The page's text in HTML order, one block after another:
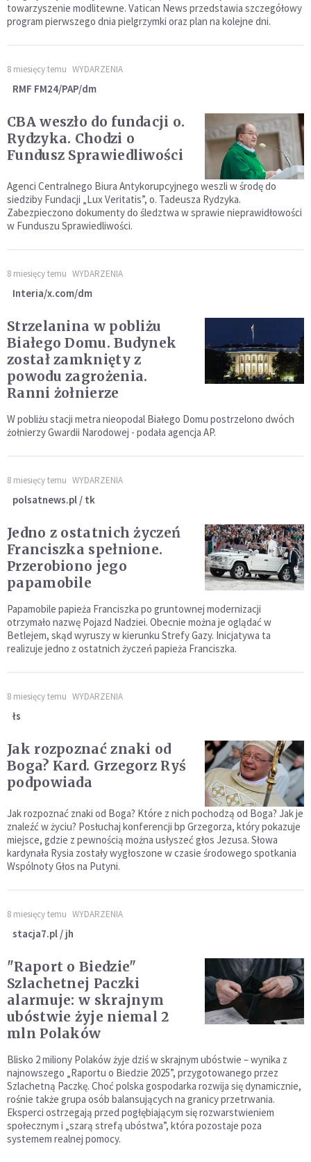
towarzyszenie modlitewne. Vatican News przedstawia szczegółowy
program pierwszego dnia pielgrzymki oraz plan na kolejne dni.
8 miesięcy temu WYDARZENIA
RMF FM24/PAP/dm
CBA weszło do fundacji o.
Rydzyka. Chodzi o
Fundusz Sprawiedliwości
Agenci Centralnego Biura Antykorupcyjnego weszli w środę do
siedziby Fundacji „Lux Veritatis”, o. Tadeusza Rydzyka.
Zabezpieczono dokumenty do śledztwa w sprawie nieprawidłowości
w Funduszu Sprawiedliwości.
8 miesięcy temu WYDARZENIA
Interia/x.com/dm
Strzelanina w pobliżu
Białego Domu. Budynek
został zamknięty z
powodu zagrożenia.
Ranni żołnierze
W pobliżu stacji metra nieopodal Białego Domu postrzelono dwóch
żołnierzy Gwardii Narodowej - podała agencja AP.
8 miesięcy temu WYDARZENIA
polsatnews.pl / tk
Jedno z ostatnich życzeń
Franciszka spełnione.
Przerobiono jego
papamobile
Papamobile papieża Franciszka po gruntownej modernizacji
otrzymało nazwę Pojazd Nadziei. Obecnie można je oglądać w
Betlejem, skąd wyruszy w kierunku Strefy Gazy. Inicjatywa ta
realizuje jedno z ostatnich życzeń papieża Franciszka.
8 miesięcy temu WYDARZENIA
łs
Jak rozpoznać znaki od
Boga? Kard. Grzegorz Ryś
podpowiada
Jak rozpoznać znaki od Boga? Które z nich pochodzą od Boga? Jak je
znaleźć w życiu? Posłuchaj konferencji bp Grzegorza, który pokazuje
miejsce, gdzie z pewnością można usłyszeć głos Jezusa. Słowa
kardynała Rysia zostały wygłoszone w czasie środowego spotkania
Wspólnoty Głos na Putyni.
8 miesięcy temu WYDARZENIA
stacja7.pl / jh
"Raport o Biedzie"
Szlachetnej Paczki
alarmuje: w skrajnym
ubóstwie żyje niemal 2
mln Polaków
Blisko 2 miliony Polaków żyje dziś w skrajnym ubóstwie – wynika z
najnowszego „Raportu o Biedzie 2025”, przygotowanego przez
Szlachetną Paczkę. Choć polska gospodarka rozwija się dynamicznie,
rośnie także grupa osób balansujących na granicy przetrwania.
Eksperci ostrzegają przed pogłębiającym się rozwarstwieniem
społecznym i „szarą strefą ubóstwa”, która pozostaje poza
systemem realnej pomocy.